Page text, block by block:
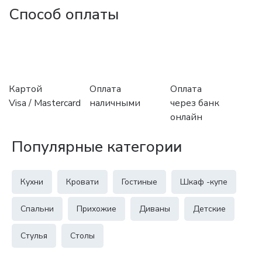
Способ оплаты
Картой
Visa / Mastercard
Оплата
наличными
Оплата
через банк
онлайн
Популярные категории
Кухни Кровати Гостиные Шкаф -купе
Спальни Прихожие Диваны Детские
Стулья Столы